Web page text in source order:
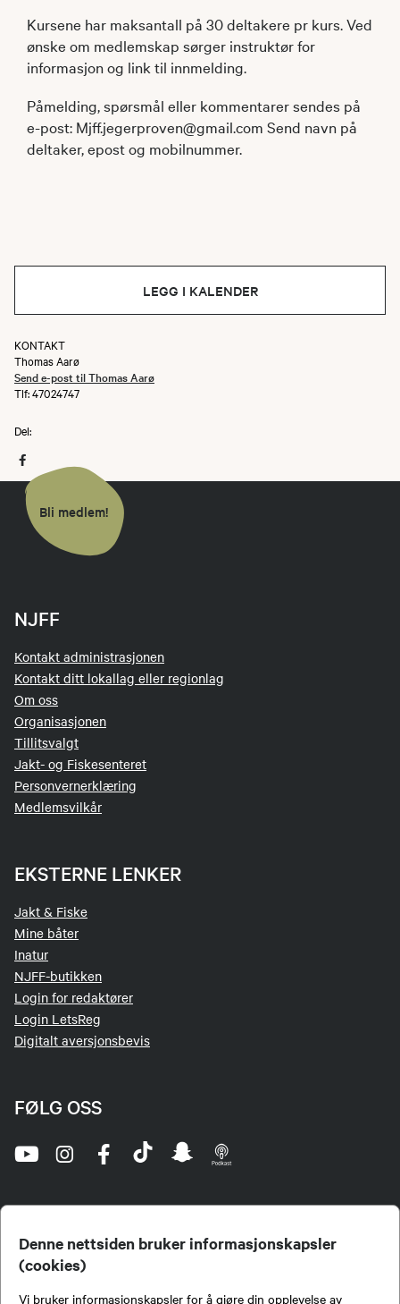
Denne nettsiden bruker informasjonskapsler
(cookies)
Vi bruker informasjonskapsler for å gjøre din opplevelse av
Kursene har maksantall på 30 deltakere pr kurs. Ved
ønske om medlemskap sørger instruktør for
informasjon og link til innmelding.
Påmelding, spørsmål eller kommentarer sendes på
e-post: Mjff.jegerproven@gmail.com Send navn på
deltaker, epost og mobilnummer.
LEGG I KALENDER
KONTAKT
Thomas Aarø
Send e-post til Thomas Aarø
Tlf: 47024747
Del:
Bli medlem!
NJFF
Kontakt administrasjonen
Kontakt ditt lokallag eller regionlag
Om oss
Organisasjonen
Tillitsvalgt
Jakt- og Fiskesenteret
Personvernerklæring
Medlemsvilkår
EKSTERNE LENKER
Jakt & Fiske
Mine båter
Inatur
NJFF-butikken
Login for redaktører
Login LetsReg
Digitalt aversjonsbevis
FØLG OSS
jegere og sportsfiskere og et av de viktigste miljøene for formidling av kunnskap om jakt og